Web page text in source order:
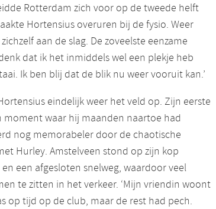
Rotterdam zich voor op de tweede helft
Hortensius overuren bij de fysio. Weer
aan de slag. De zoveelste eenzame
dat ik het inmiddels wel een plekje heb
Ik ben blij dat de blik nu weer vooruit kan.’
eindelijk weer het veld op. Zijn eerste
moment waar hij maanden naartoe had
nog memorabeler door de chaotische
Hurley. Amstelveen stond op zijn kop
een afgesloten snelweg, waardoor veel
te zitten in het verkeer. ‘Mijn vriendin woont
op tijd op de club, maar de rest had pech.